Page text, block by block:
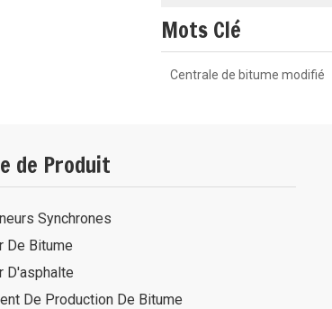
Mots Clé
Centrale de bitume modifié
de Produit
Synchrones
De Bitume
D'asphalte
De Production De Bitume